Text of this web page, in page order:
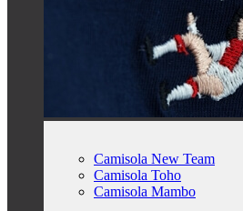
Camisola New Team
Camisola Toho
Camisola Mambo